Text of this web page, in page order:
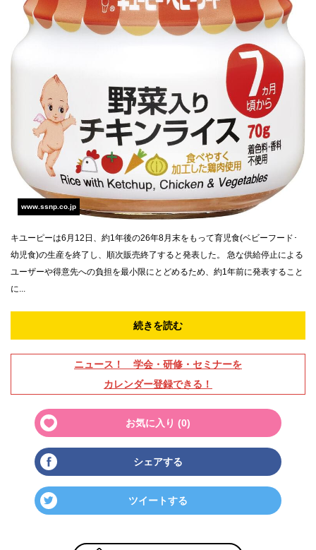
www.ssnp.co.jp
キユーピーは6月12日、約1年後の26年8月末をもって育児食(ベビーフード･
幼児食)の生産を終了し、順次販売終了すると発表した。 急な供給停止による
ユーザーや得意先への負担を最小限にとどめるため、約1年前に発表すること
に...
続きを読む
ニュース！ 学会・研修・セミナーを
カレンダー登録できる！
お気に入り (0)
シェアする
ツイートする